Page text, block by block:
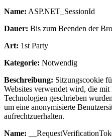
Name: ASP.NET_SessionId
Dauer: Bis zum Beenden der
Art: 1st Party
Kategorie: Notwendig
Beschreibung: Sitzungscookie
Websites verwendet wird, die
Technologien geschrieben
um eine anonymisierte
aufrechtzuerhalten.
Name: